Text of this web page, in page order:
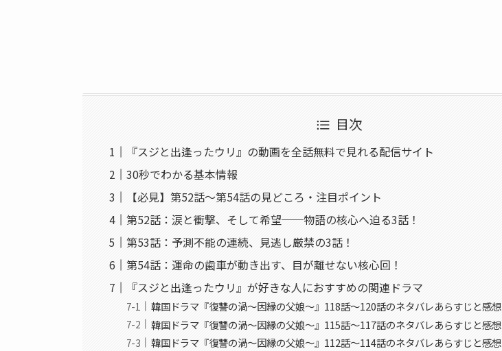
目次
『スジと出逢ったウリ』の動画を全話無料で見れる配信サイト
30秒でわかる基本情報
【必見】第52話〜第54話の見どころ・注目ポイント
第52話：涙と衝撃、そして希望──物語の核心へ迫る3話！
第53話：予測不能の連続、見逃し厳禁の3話！
第54話：運命の歯車が動き出す、目が離せない核心回！
『スジと出逢ったウリ』が好きな人におすすめの関連ドラマ
韓国ドラマ『復讐の渦〜因縁の父娘〜』118話〜120話のネタバレあらすじと感想
韓国ドラマ『復讐の渦〜因縁の父娘〜』115話〜117話のネタバレあらすじと感想
韓国ドラマ『復讐の渦〜因縁の父娘〜』112話〜114話のネタバレあらすじと感想